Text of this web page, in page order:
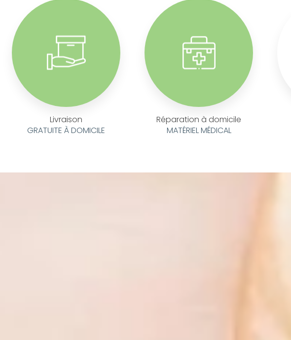
Livraison
GRATUITE À DOMICILE
Réparation à domicile
MATÉRIEL MÉDICAL